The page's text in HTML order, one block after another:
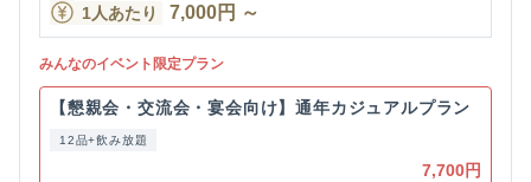
1人あたり 7,000円 ～
みんなのイベント限定プラン
【懇親会・交流会・宴会向け】通年カジュアルプラン
12品+飲み放題
7,700円